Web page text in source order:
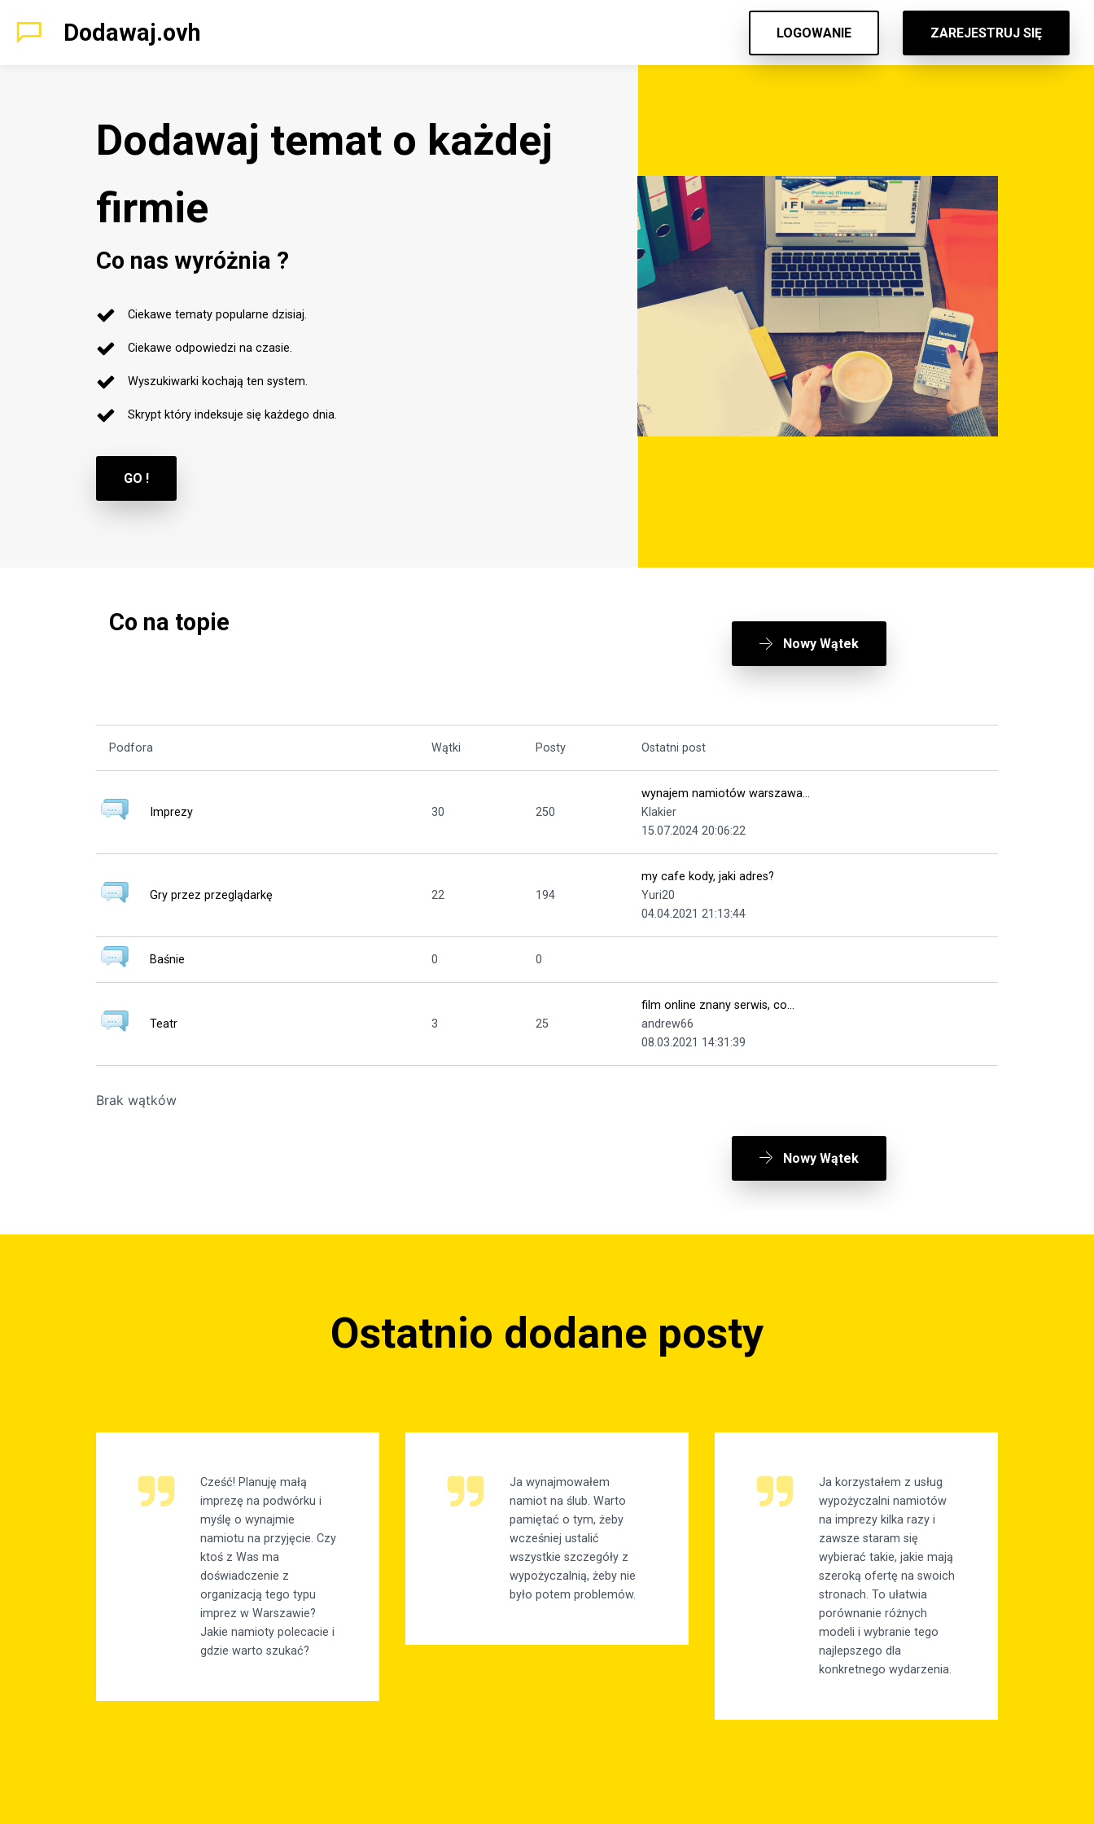
Dodawaj.ovh LOGOWANIE ZAREJESTRUJ SIĘ
Dodawaj temat o każdej
firmie
Co nas wyróżnia ?
Ciekawe tematy popularne dzisiaj.
Ciekawe odpowiedzi na czasie.
Wyszukiwarki kochają ten system.
Skrypt który indeksuje się każdego dnia.
GO !
Co na topie
Nowy Wątek
Podfora Wątki Posty Ostatni post
Imprezy 30 250
wynajem namiotów warszawa...
Klakier
15.07.2024 20:06:22
Gry przez przeglądarkę 22 194
my cafe kody, jaki adres?
Yuri20
04.04.2021 21:13:44
Baśnie 0 0
Teatr 3 25
film online znany serwis, co...
andrew66
08.03.2021 14:31:39
Brak wątków
Nowy Wątek
Ostatnio dodane posty
Cześć! Planuję małą
imprezę na podwórku i
myślę o wynajmie
namiotu na przyjęcie. Czy
ktoś z Was ma
doświadczenie z
organizacją tego typu
imprez w Warszawie?
Jakie namioty polecacie i
gdzie warto szukać?
Ja wynajmowałem
namiot na ślub. Warto
pamiętać o tym, żeby
wcześniej ustalić
wszystkie szczegóły z
wypożyczalnią, żeby nie
było potem problemów.
Ja korzystałem z usług
wypożyczalni namiotów
na imprezy kilka razy i
zawsze staram się
wybierać takie, jakie mają
szeroką ofertę na swoich
stronach. To ułatwia
porównanie różnych
modeli i wybranie tego
najlepszego dla
konkretnego wydarzenia.